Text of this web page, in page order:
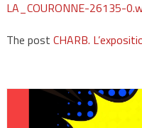
LA_COURONNE-26135-
The post CHARB.